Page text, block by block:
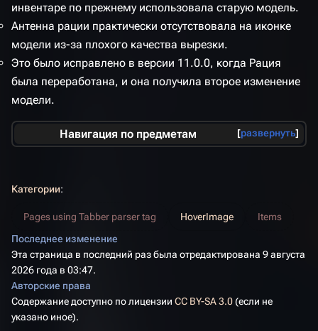
инвентаре по прежнему использовала старую модель.
Антенна рации практически отсутствовала на иконке
модели из-за плохого качества вырезки.
Это было исправлено в версии 11.0.0, когда Рация
была переработана, и она получила второе изменение
модели.
развернуть
Навигация по предметам
Категории:
Pages using Tabber parser tag HoverImage
Items
Последнее изменение
Эта страница в последний раз была отредактирована 9 августа
2026 года в 03:47.
Авторские права
Содержание доступно по лицензии CC BY-SA 3.0(если не
указано иное).